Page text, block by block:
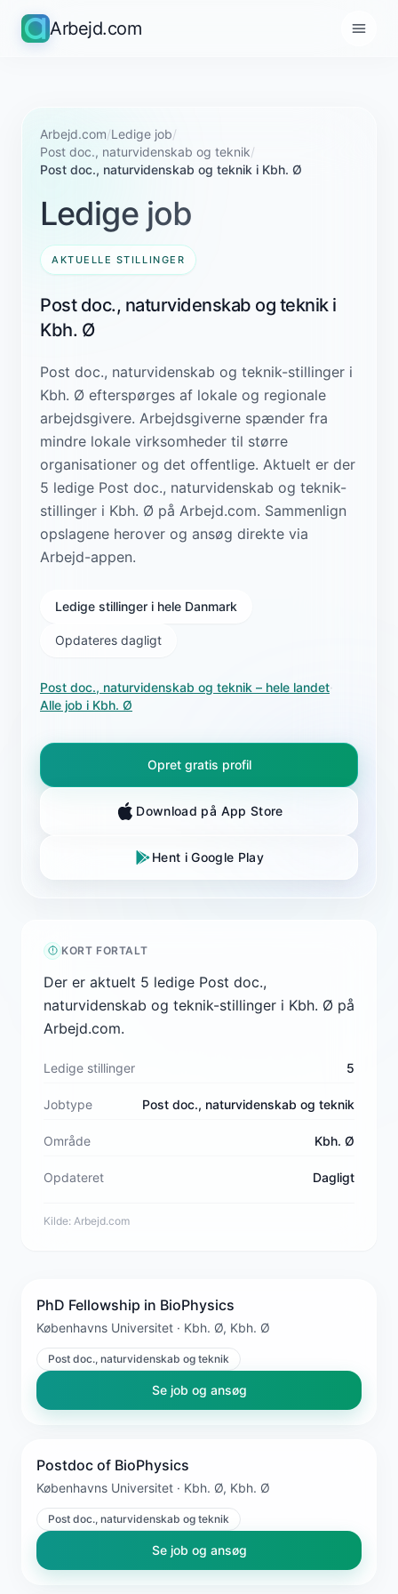
Arbejd.com
Arbejd.com/Ledige job/
Post doc., naturvidenskab og teknik/
Post doc., naturvidenskab og teknik i Kbh. Ø
Ledige job
AKTUELLE STILLINGER
Post doc., naturvidenskab og teknik i
Kbh. Ø
Post doc., naturvidenskab og teknik-stillinger i
Kbh. Ø efterspørges af lokale og regionale
arbejdsgivere. Arbejdsgiverne spænder fra
mindre lokale virksomheder til større
organisationer og det offentlige. Aktuelt er der
5 ledige Post doc., naturvidenskab og teknik-
stillinger i Kbh. Ø på Arbejd.com. Sammenlign
opslagene herover og ansøg direkte via
Arbejd-appen.
Ledige stillinger i hele Danmark
Opdateres dagligt
Post doc., naturvidenskab og teknik – hele landet·
Alle job i Kbh. Ø
Opret gratis profil
Download på App Store
Hent i Google Play
KORT FORTALT
Der er aktuelt 5 ledige Post doc.,
naturvidenskab og teknik-stillinger i Kbh. Ø på
Arbejd.com.
Ledige stillinger 5
Jobtype Post doc., naturvidenskab og teknik
Område Kbh. Ø
Opdateret Dagligt
Kilde: Arbejd.com
PhD Fellowship in BioPhysics
Københavns Universitet · Kbh. Ø, Kbh. Ø
Post doc., naturvidenskab og teknik
Se job og ansøg
Postdoc of BioPhysics
Københavns Universitet · Kbh. Ø, Kbh. Ø
Post doc., naturvidenskab og teknik
Se job og ansøg